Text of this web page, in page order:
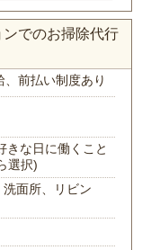
でのお掃除代行
、前払い制度あり
きな日に働くこと
選択)
面所、リビン